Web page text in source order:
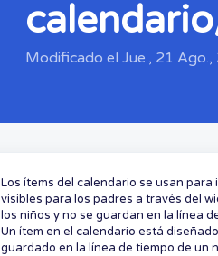
Modificado el Jue., 21 Ago.,
Los ítems del calendario se usan
visibles para los padres a través del
los niños y no se guardan en la línea
Un ítem en el calendario está
guardado en la línea de tiempo de un